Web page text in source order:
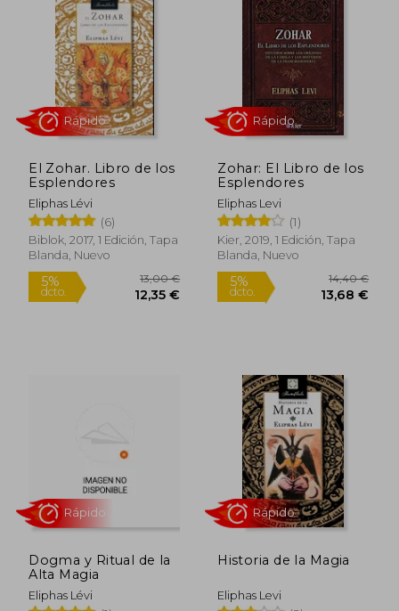
El Zohar. Libro de los
Esplendores
Eliphas Lévi
(6)
Biblok, 2017, 1 Edición, Tapa
Blanda, Nuevo
Rápido
Zohar: El Libro de los
Esplendores
Eliphas Levi
(1)
Kier, 2019, 1 Edición, Tapa
Blanda, Nuevo
5%
dcto.
Rápido
Dogma y Ritual de la
Alta Magia
Eliphas Lévi
Historia de la Magia
Eliphas Levi